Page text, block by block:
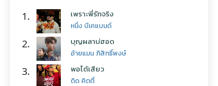
1. เพราะพี่รักจริง
หนึ่ง บีเคแบนด์
2. บุญผลาบ่ฮอด
อ้ายแมน ภิสิทธิ์พงษ์
3. พอได้เสียว
ดิด คิตตี้